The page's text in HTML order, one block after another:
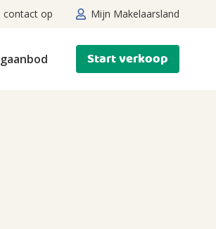
contact op Mijn Makelaarsland
Start verkoop